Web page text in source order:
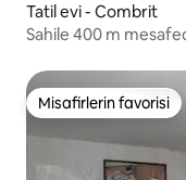
Tatil evi - Combrit
Sahile 400 m
Misafirlerin favorisi
Misafirlerin favorisi